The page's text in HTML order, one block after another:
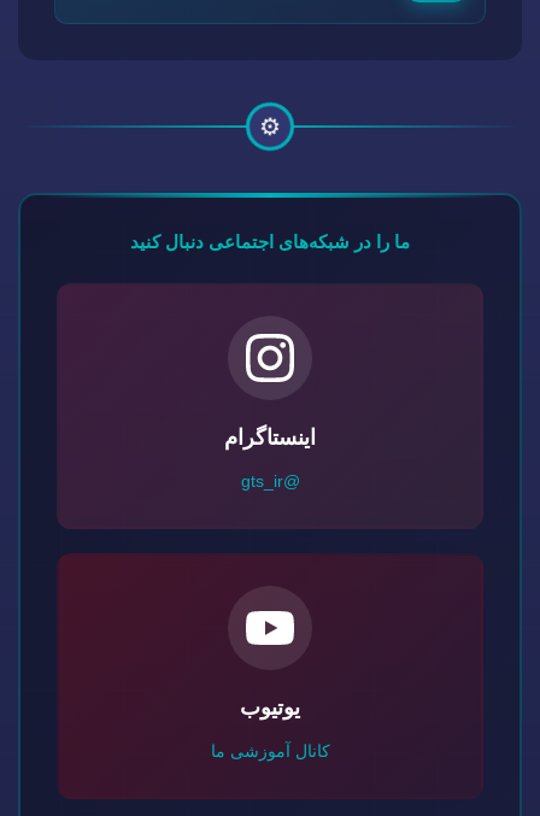
⚙️
ما را در شبکه‌های اجتماعی دنبال کنید
اینستاگرام
@gts_ir
یوتیوب
کانال آموزشی ما